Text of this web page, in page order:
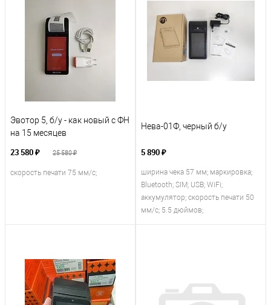
Эвотор 5, б/у - как новый с ФН
на 15 месяцев
23 580 ₽ 25 580 ₽
скорость печати 75 мм/с;
Нева-01Ф, черный б/у
5 890 ₽
ширина чека 57 мм; маркировка;
Bluetooth; SIM; USB; WiFi;
аккумулятор; скорость печати 50
мм/с; 5.5 дюймов;